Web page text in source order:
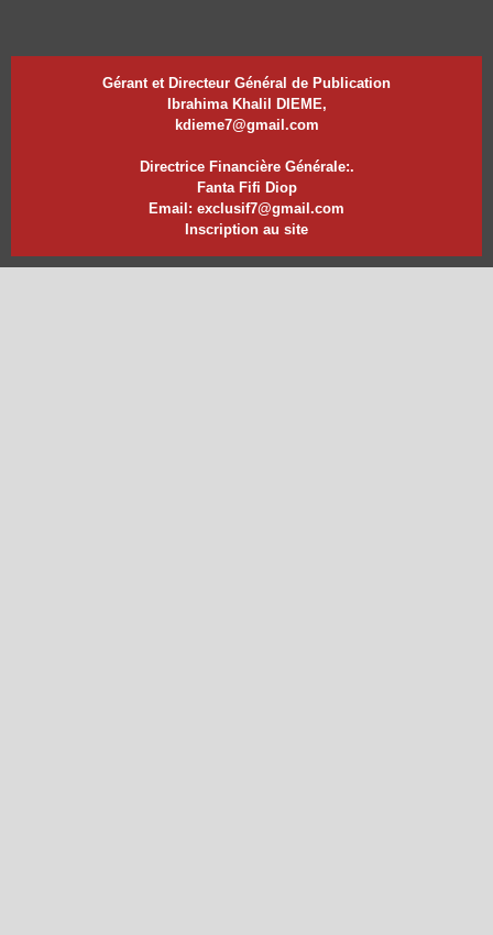
Gérant et Directeur Général de Publication
Ibrahima Khalil DIEME,
kdieme7@gmail.com
Directrice Financière Générale:.
Fanta Fifi Diop
Email: exclusif7@gmail.com
Inscription au site